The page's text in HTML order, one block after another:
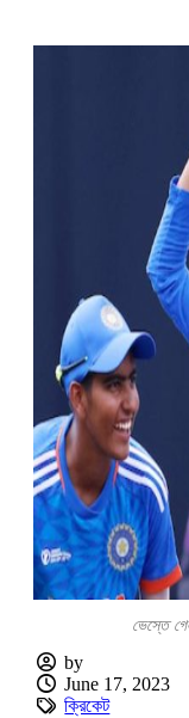
ভেস্তে
by
June 17, 2023
ক্রিকেট